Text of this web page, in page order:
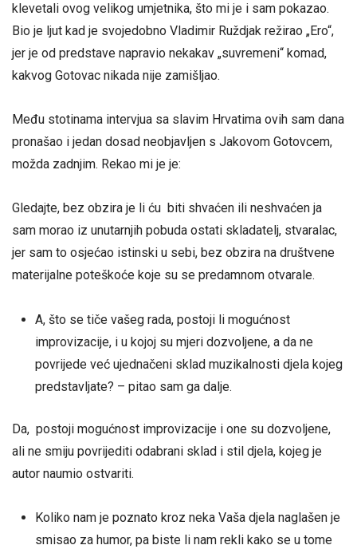
klevetali ovog velikog umjetnika, što mi je i sam pokazao.
Bio je ljut kad je svojedobno Vladimir Ruždjak režirao „Ero“,
jer je od predstave napravio nekakav „suvremeni“ komad,
kakvog Gotovac nikada nije zamišljao.
Među stotinama intervjua sa slavim Hrvatima ovih sam dana
pronašao i jedan dosad neobjavljen s Jakovom Gotovcem,
možda zadnjim. Rekao mi je je:
Gledajte, bez obzira je li ću biti shvaćen ili neshvaćen ja
sam morao iz unutarnjih pobuda ostati skladatelj, stvaralac,
jer sam to osjećao istinski u sebi, bez obzira na društvene
materijalne poteškoće koje su se predamnom otvarale.
A, što se tiče vašeg rada, postoji li mogućnost
improvizacije, i u kojoj su mjeri dozvoljene, a da ne
povrijede već ujednačeni sklad muzikalnosti djela kojeg
predstavljate? – pitao sam ga dalje.
Da, postoji mogućnost improvizacije i one su dozvoljene,
ali ne smiju povrijediti odabrani sklad i stil djela, kojeg je
autor naumio ostvariti.
Koliko nam je poznato kroz neka Vaša djela naglašen je
smisao za humor, pa biste li nam rekli kako se u tome